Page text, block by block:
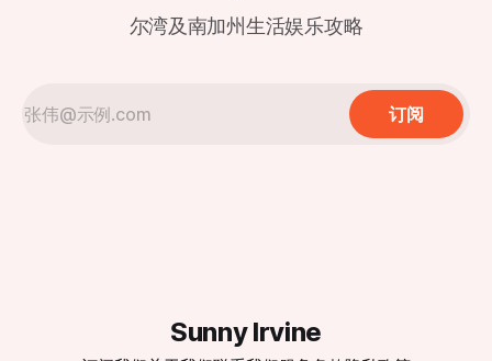
尔湾及南加州生活娱乐攻略
订阅
Sunny Irvine